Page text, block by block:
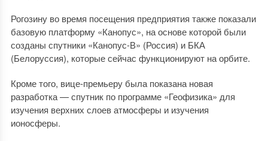
Рогозину во время посещения предприятия также показали
базовую платформу «Канопус», на основе которой были
созданы спутники «Канопус-В» (Россия) и БКА
(Белоруссия), которые сейчас функционируют на орбите.
Кроме того, вице-премьеру была показана новая
разработка — спутник по программе «Геофизика» для
изучения верхних слоев атмосферы и изучения
ионосферы.